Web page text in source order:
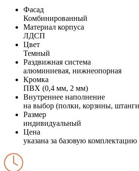
Фасад
Комбинированный
Материал корпуса
ЛДСП
Цвет
Темный
Раздвижная система
алюминиевая, нижнеопорная
Кромка
ПВХ (0,4 мм, 2 мм)
Внутреннее наполнение
на выбор (полки, корзины,
Размер
индивидуальный
Цена
указана за базовую комплектацию